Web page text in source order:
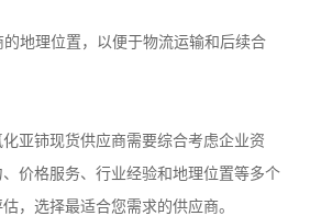
地理位置，以便于物流运输和后续合
亚铈现货供应商需要综合考虑企业资
价格服务、行业经验和地理位置等多个
，选择最适合您需求的供应商。